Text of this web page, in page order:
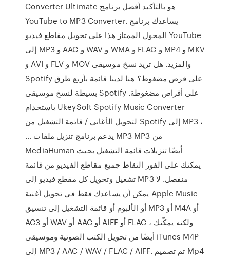
Converter Ultimate هو بالتأكيد أفضل برنامج
YouTube to MP3 Converter. يساعدك برنامج
المحول الممتاز هذا على تحويل مقاطع فيديو YouTube
إلى MP3 و AAC و WAV و WMA و FLAC و MP4 و MKV
و AVI و FLV و MOV والمزيد. هل تريد نسخ موسيقى
Spotify على قرص مضغوط؟ هنا لدينا قائمة بأربع طرق
بسيطة لنسخ موسيقى Spotify على أقراص مضغوطة.
باستخدام UkeySoft Spotify Music Converter
لتحويل الأغاني / قائمة التشغيل من Spotify إلى MP3 ،
… يدعم برنامج تنزيل ملفات MP3 MP3 من
MediaHuman أيضًا تنزيلات قائمة التشغيل بحيث
يمكنك على الفور التقاط جميع مقاطع الفيديو من قائمة
تشغيل وتحويل كل مقطع فيديو إلى MP3 منفصل. لا
يمكن أن يساعدك فقط في تحويل أغنية Apple Music
أو الألبوم أو قائمة التشغيل إلى تنسيق MP3 أو M4A أو
AC3 أو WAV أو AAC أو AIFF أو FLAC ، ولكنه يمكّنك
أيضًا من تحويل الكتب الصوتية وموسيقى iTunes M4P
إلى MP3 / AAC / WAV / FLAC / AIFF. تم تصميم Mp4